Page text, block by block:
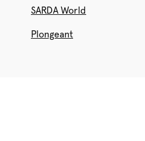
SARDA World
Plongeant